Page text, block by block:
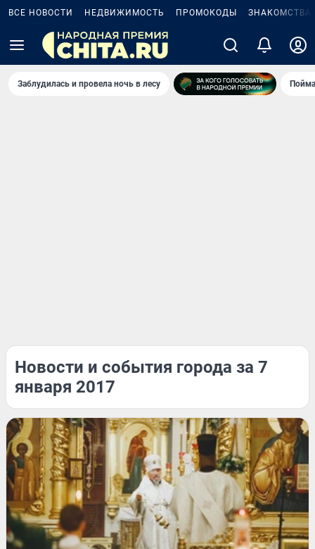
ВСЕ НОВОСТИ НЕДВИЖИМОСТЬ ПРОМОКОДЫ ЗНАКОМСТВА
Заблудилась и провела ночь в лесу
Новости и события города за 7
января 2017